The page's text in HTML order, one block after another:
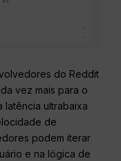
do Reddit
vez mais para o
latência ultrabaixa
de
podem iterar
e na lógica de